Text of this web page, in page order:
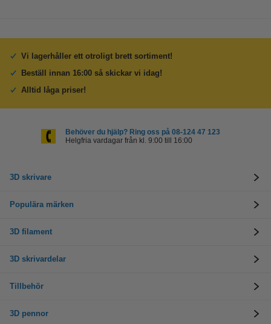
Vi lagerhåller ett otroligt brett sortiment!
Beställ innan 16:00 så skickar vi idag!
Alltid låga priser!
Behöver du hjälp? Ring oss på 08-124 47 123
Helgfria vardagar från kl. 9:00 till 16:00
3D skrivare
Populära märken
3D filament
3D skrivardelar
Tillbehör
3D pennor